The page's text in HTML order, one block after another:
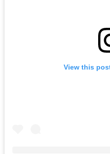
View this